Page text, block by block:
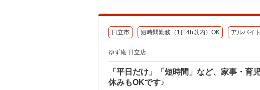
日立市 短時間勤務（1日4h以内）OK アルバイト
ゆず庵 日立店
「平日だけ」「短時間」など、家事・育
休みもOKです♪